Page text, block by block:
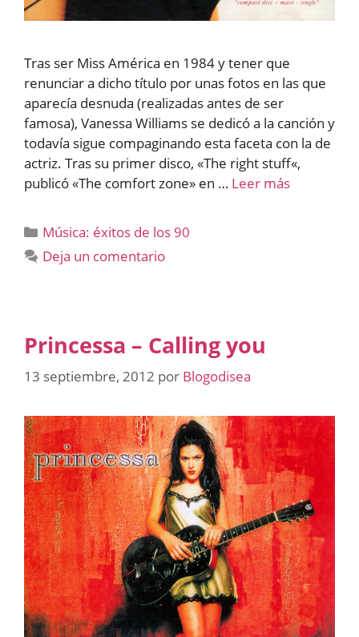
Tras ser Miss América en 1984 y tener que
renunciar a dicho título por unas fotos en las que
aparecía desnuda (realizadas antes de ser
famosa), Vanessa Williams se dedicó a la canción y
todavía sigue compaginando esta faceta con la de
actriz. Tras su primer disco, «The right stuff«,
publicó «The comfort zone» en … Leer más
Categorías
Música: éxitos de los 90
Deja un comentario
Princessa – Calling you
13 septiembre, 2012 por Blogodisea